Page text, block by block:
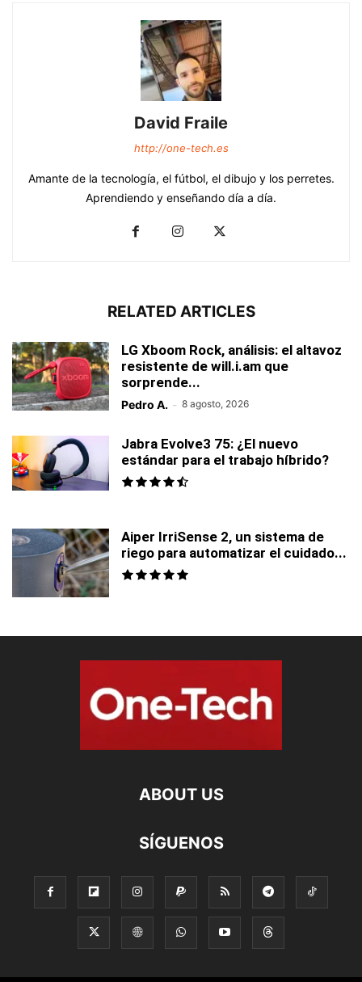
David Fraile
http://one-tech.es
Amante de la tecnología, el fútbol, el dibujo y los perretes.
Aprendiendo y enseñando día a día.
RELATED ARTICLES
LG Xboom Rock, análisis: el altavoz
resistente de will.i.am que
sorprende...
Pedro A. - 8 agosto, 2026
Jabra Evolve3 75: ¿El nuevo
estándar para el trabajo híbrido?
Aiper IrriSense 2, un sistema de
riego para automatizar el cuidado...
ABOUT US
SÍGUENOS